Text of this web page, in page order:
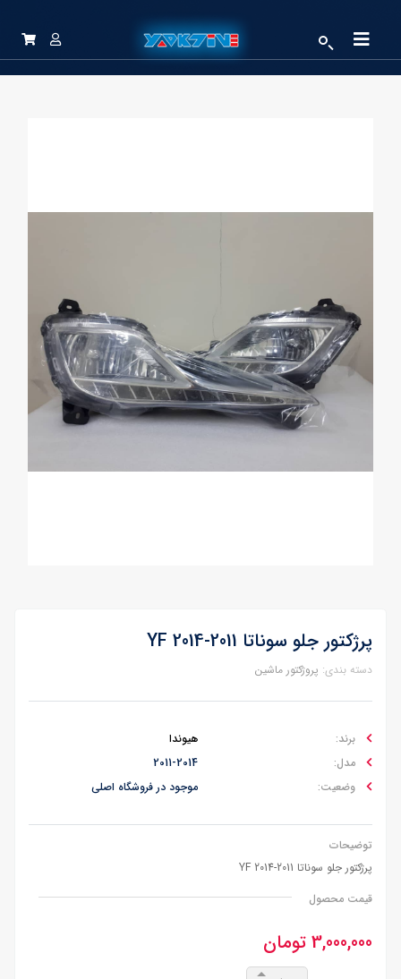
پرژکتور جلو سوناتا 2011-2014 YF
دسته بندی: پروژکتور ماشین
برند:
هیوندا
مدل:
2011-2014
وضعیت:
موجود در فروشگاه اصلی
توضیحات
پرژکتور جلو سوناتا 2011-2014 YF
قیمت محصول
3,000,000 تومان